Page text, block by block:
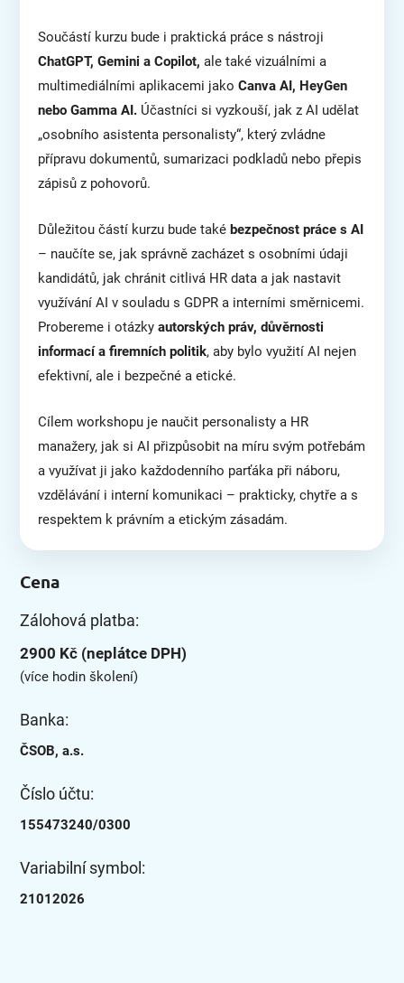
Součástí kurzu bude i praktická práce s nástroji
ChatGPT, Gemini a Copilot, ale také vizuálními a
multimediálními aplikacemi jakoCanva AI, HeyGen
nebo Gamma AI. Účastníci si vyzkouší, jak z AI udělat
„osobního asistenta personalisty“, který zvládne
přípravu dokumentů, sumarizaci podkladů nebo přepis
zápisů z pohovorů.
Důležitou částí kurzu bude takébezpečnost práce s AI
– naučíte se, jak správně zacházet s osobními údaji
kandidátů, jak chránit citlivá HR data a jak nastavit
využívání AI v souladu s GDPR a interními směrnicemi.
Probereme i otázkyautorských práv, důvěrnosti
informací a firemních politik, aby bylo využití AI nejen
efektivní, ale i bezpečné a etické.
Cílem workshopu je naučit personalisty a HR
manažery, jak si AI přizpůsobit na míru svým potřebám
a využívat ji jako každodenního parťáka při náboru,
vzdělávání i interní komunikaci – prakticky, chytře a s
respektem k právním a etickým zásadám.
Cena
Zálohová platba:
2900 Kč (neplátce DPH)
(více hodin školení)
Banka:
ČSOB, a.s.
Číslo účtu:
155473240/0300
Variabilní symbol:
21012026